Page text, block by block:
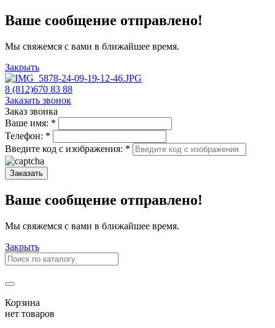
Ваше сообщение отправлено!
Мы свяжемся с вами в ближайшее время.
Закрыть
8 (812)670 83 88
Заказать звонок
Заказ звонка
Ваше имя: *
Телефон: *
Введите код с изображения: *
Заказать
Ваше сообщение отправлено!
Мы свяжемся с вами в ближайшее время.
Закрыть
Корзина
нет товаров